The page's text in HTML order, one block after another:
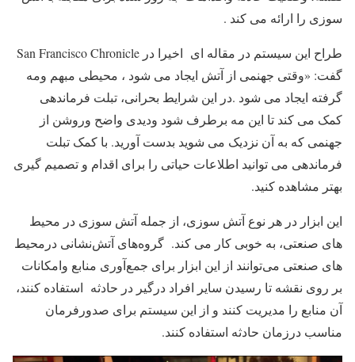
سوزی را ارائه می کند .
طراح این سیستم در مقاله ای اخیرا در San Francisco Chronicle
گفت: «وقتی جهنمی از آتش ایجاد می شود ، محیطی مبهم ومه
گرفته ایجاد می شود .در این شرایط بحرانی، تبلت فرماندهی
کمک می کند تا این مه برطرف شود ودیدی واضح وروشن از
جهنمی که به آن نزدیک می شوید بدست آورید. با کمک تبلت
فرماندهی می توانید اطلاعات حیاتی را برای اقدام و تصمیم گیری
بهتر مشاهده کنید.
این ابزار در هر نوع آتش سوزی، از جمله آتش سوزی در محیط
های صنعتی، به خوبی کار می کند. گروه‌های آتش‌نشانی درمحیط
های صنعتی می‌توانند از این ابزار برای جمع‌آوری منابع وامکانات
بر روی نقشه تا رسیدن سایر افراد درگیر در حادثه استفاده کنند،
آن منابع را مدیریت کنند و از این سیستم برای صدورفرمان
مناسب درزمان حادثه استفاده کنند.